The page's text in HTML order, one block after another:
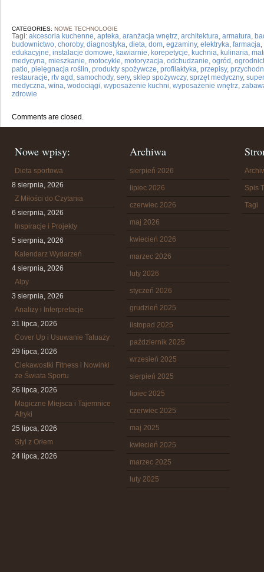
CATEGORIES: NOWE TECHNOLOGIE
Tagi: akcesoria kuchenne, apteka, aranżacja wnętrz, architektura, armatura,
budownictwo, choroby, diagnostyka, dieta, dom, egzaminy, elektryka, farmacja,
edukacyjne, instalacje domowe, kawiarnie, korepetycje, kuchnia, kulinaria,
medycyna, mieszkanie, motocykle, motoryzacja, odchudzanie, ogród ,
patio, pielęgnacja roślin, produkty spożywcze, profilaktyka, przepisy,
restauracje, rtv agd , samochody, sery, sklep spożywczy, sprzęt medyczny,
medyczna, wina, wodociągi, wyposażenie kuchni, wyposażenie wnętrz,
zdrowie
Comments are closed.
Nowe wpisy:
Dieta sportowa
8 sierpnia, 2026
Z Miłości do Czytania
6 sierpnia, 2026
Inspiracje i Projekty
5 sierpnia, 2026
Kalendarz Wydarzeń
4 sierpnia, 2026
Alpy
3 sierpnia, 2026
Analizy i Interpretacje
31 lipca, 2026
Cover Up i Usuwanie Tatuaży
29 lipca, 2026
Ciekawostki Fitness i Nowinki
ze Świata Sportu
26 lipca, 2026
Magiczne Miejsca i Tajemnice
Afryki
25 lipca, 2026
Styl z Orłem
24 lipca, 2026
Archiwa
sierpień 2026
lipiec 2026
czerwiec 2026
maj 2026
kwiecień 2026
marzec 2026
luty 2026
styczeń 2026
grudzień 2025
listopad 2025
październik 2025
wrzesień 2025
sierpień 2025
lipiec 2025
czerwiec 2025
maj 2025
kwiecień 2025
marzec 2025
luty 2025
Spis
Tagi